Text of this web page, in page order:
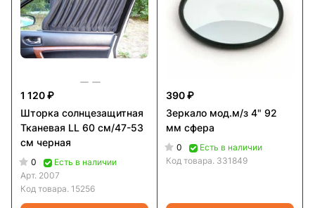
1 120 ₽
Шторка солнцезащитная
Тканевая LL 60 см/47-53
см черная
0
Есть в наличии
Арт. 2007
Код товара. 15256
390 ₽
Зеркало мод.м/з 4" 92
мм сфера
0
Есть в наличии
Код товара. 331849